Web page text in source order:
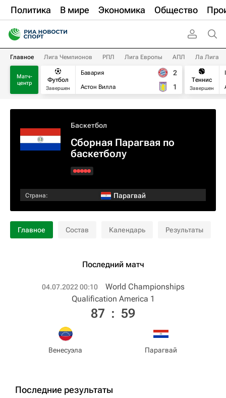
Политика В мире Экономика Общество
Главное Лига Чемпионов РПЛ Лига Европы АПЛ Ла Лига
Матч-
центр
Футбол
Завершен
Бавария
Астон Вилла
2
1
Теннис
Завершен
Баскетбол
Сборная Парагвая по
баскетболу
Страна: Парагвай
Главное Состав Календарь Результаты
Последний матч
04.07.2022 00:10
World Championships
Qualification America 1
Венесуэла
87 : 59
Парагвай
Последние результаты